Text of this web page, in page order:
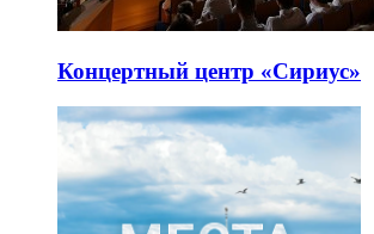
Концертный центр «Сириус»